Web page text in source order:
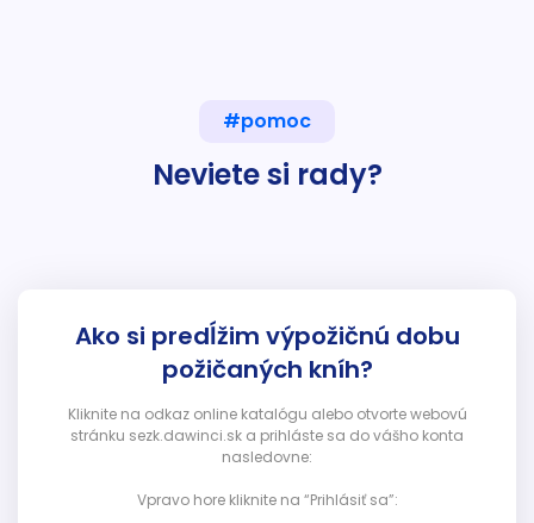
#pomoc
Neviete si rady?
Ako si predĺžim výpožičnú dobu
požičaných kníh?
Kliknite na odkaz online katalógu alebo otvorte webovú
stránku sezk.dawinci.sk a prihláste sa do vášho konta
nasledovne:
Vpravo hore kliknite na “Prihlásiť sa”: